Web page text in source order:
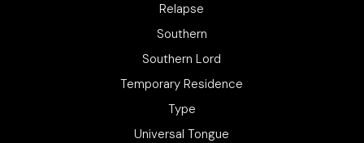
Relapse
Southern
Southern Lord
Temporary Residence
Type
Universal Tongue